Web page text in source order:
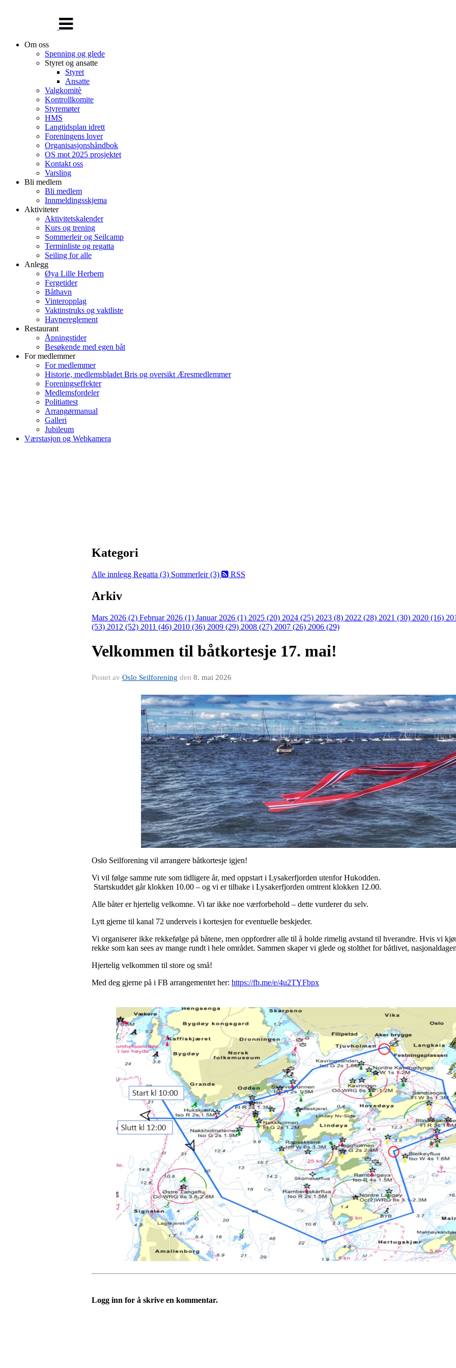
navigasjon
Om oss
Spenning og glede
Styret og ansatte
Styret
Ansatte
Valgkomitè
Kontrollkomite
Styremøter
HMS
Langtidsplan idrett
Foreningens lover
Organisasjonshåndbok
OS mot 2025 prosjektet
Kontakt oss
Varsling
Bli medlem
Bli medlem
Innmeldingsskjema
Aktiviteter
Aktivitetskalender
Kurs og trening
Sommerleir og Seilcamp
Terminliste og regatta
Seiling for alle
Anlegg
Øya Lille Herbern
Fergetider
Båthavn
Vinteropplag
Vaktinstruks og vaktliste
Havnereglement
Restaurant
Åpningstider
Besøkende med egen båt
For medlemmer
For medlemmer
Historie, medlemsbladet Bris og oversikt Æresmedlemmer
Foreningseffekter
Medlemsfordeler
Politiattest
Arrangørmanual
Galleri
Jubileum
Værstasjon og Webkamera
Kategori
Alle innlegg Regatta (3) Sommerleir (3) RSS
Arkiv
Mars 2026 (2) Februar 2026 (1) Januar 2026 (1) 2025 (20) 2024 (25) 2023 (8) 2022 (28) 2021 (30) 2020 (16)
(53) 2012 (52) 2011 (46) 2010 (36) 2009 (29) 2008 (27) 2007 (26) 2006 (29)
Velkommen til båtkortesje 17. mai!
Postet av Oslo Seilforening den 8. mai 2026
Oslo Seilforening vil arrangere båtkortesje igjen!
Vi vil følge samme rute som tidligere år, med oppstart i Lysakerfjorden utenfor Hukodden.
Startskuddet går klokken 10.00 – og vi er tilbake i Lysakerfjorden omtrent klokken 12.00.
Alle båter er hjertelig velkomne. Vi tar ikke noe værforbehold – dette vurderer du selv.
Lytt gjerne til kanal 72 underveis i kortesjen for eventuelle beskjeder.
Vi organiserer ikke rekkefølge på båtene, men oppfordrer alle til å holde rimelig avstand til hverandre. Hvis vi
rekke som kan sees av mange rundt i hele området. Sammen skaper vi glede og stolthet for båtlivet,
Hjertelig velkommen til store og små!
Med deg gjerne på i FB arrangementet her: https://fb.me/e/4u2TYFbpx
Logg inn for å skrive en kommentar.